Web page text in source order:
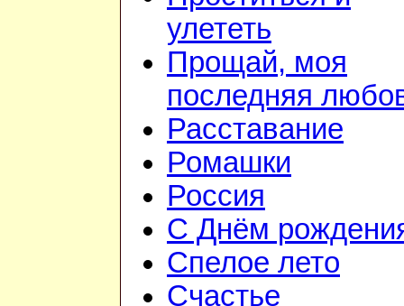
улететь
Прощай, моя
последняя
Расставание
Ромашки
Россия
С Днём
Спелое лето
Счастье